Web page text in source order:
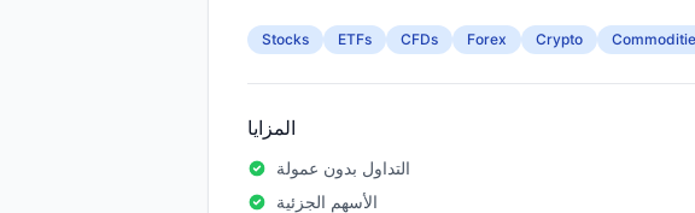
Stocks ETFs CFDs Forex Crypto
المزايا
التداول بدون عمولة
الأسهم الجزئية